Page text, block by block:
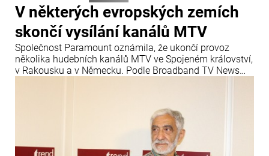
V některých evropských zemích
skončí vysílání kanálů MTV
Společnost Paramount oznámila, že ukončí provoz
několika hudebních kanálů MTV ve Spojeném království,
v Rakousku a v Německu. Podle Broadband TV News